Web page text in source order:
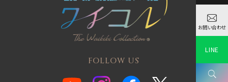
FOLLOW US
お問い合わせ
LINE